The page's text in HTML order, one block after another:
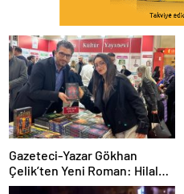
Gazeteci-Yazar Gökhan
Çelik’ten Yeni Roman: Hilal
Birliği